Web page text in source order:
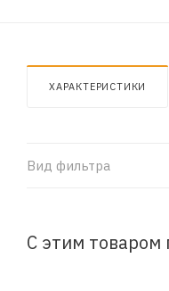
ХАРАКТЕРИСТИКИ
Вид фильтра
С этим товаром